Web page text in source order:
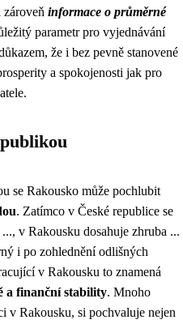
zároveň informace o průměrné
parametr pro vyjednávání
že i bez pevně stanovené
a spokojenosti jak pro
se Rakousko může pochlubit
. Zatímco v České republice se
v Rakousku dosahuje zhruba ...
i po zohlednění odlišných
v Rakousku to znamená
a finanční stability. Mnoho
v Rakousku, si pochvaluje nejen